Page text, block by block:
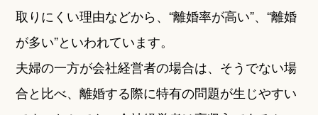
取りにくい理由などから、“離婚率が高い”、“離婚
が多い”といわれています。
夫婦の一方が会社経営者の場合は、そうでない場
合と比べ、離婚する際に特有の問題が生じやすい